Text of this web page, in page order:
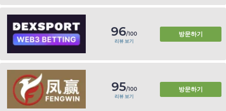
96/100
리뷰 보기
방문하기
95/100
리뷰 보기
방문하기